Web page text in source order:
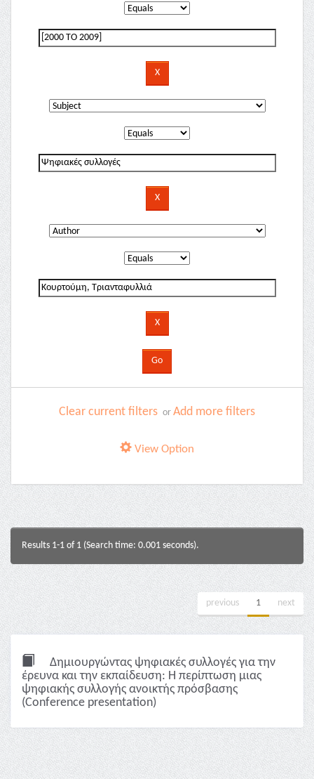
Clear current filters or Add more filters
View Option
Results 1-1 of 1 (Search time: 0.001 seconds).
previous 1 next
Δημιουργώντας ψηφιακές συλλογές για την
έρευνα και την εκπαίδευση: Η περίπτωση μιας
ψηφιακής συλλογής ανοικτής πρόσβασης
(Conference presentation)